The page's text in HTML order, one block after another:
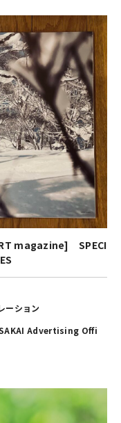
magazine] SPECI
ーション
Advertising Offi